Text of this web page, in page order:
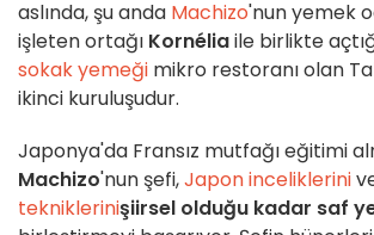
aslında, şu anda Machizo'nun yemek
işleten ortağı Kornéliaile birlikte
sokak yemeği mikro restoranı olan
ikinci kuruluşudur.
Japonya'da Fransız mutfağı eğitimi
Machizo'nun şefi,Japon inceliklerini
tekniklerinişiirsel olduğu kadar saf